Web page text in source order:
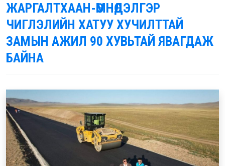
ЖАРГАЛТХААН-ӨМНӨДЭЛГЭР
ЧИГЛЭЛИЙН ХАТУУ ХУЧИЛТТАЙ
ЗАМЫН АЖИЛ 90 ХУВЬТАЙ ЯВАГДАЖ
БАЙНА